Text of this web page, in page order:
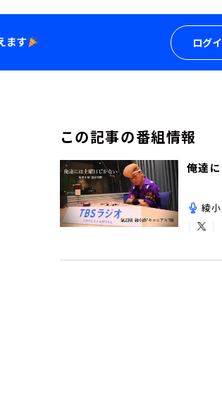
ログ
この記事の番組情報
俺達
綾